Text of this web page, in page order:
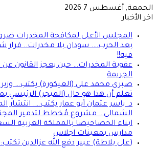
الجمعة, أغسطس 7 2026
اخر الأخبار
المجلس الأعلى لمكافحة المخدرات
بعد الحرب…. سودان بلا مخدرات.. قرار
فيه!!
عقوبة المخدرات… حين يعجز القانون
الجريمة
صبرى محمد علي (العيكورة) يكتب… وزير
تعلم أن هذا هو حال (الميجر) الرئيسي
د. ياسر عثمان أبو عمار يكتب…. انتشار
الشمالي… مشروع مُخطط لتدمير
مدارس بمعينات اجلاس
(على بلاطة) عبير دفع الله عزالدين